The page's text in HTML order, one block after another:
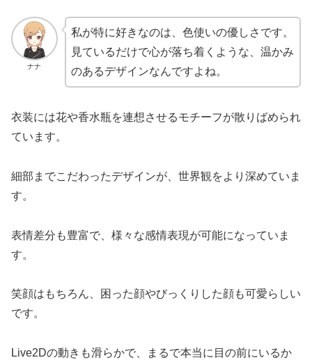
ナナ
私が特に好きなのは、色使いの優しさです。
見ているだけで心が落ち着くような、温かみ
のあるデザインなんですよね。
衣装には花や香水瓶を連想させるモチーフが散りばめられ
ています。
細部までこだわったデザインが、世界観をより深めていま
す。
表情差分も豊富で、様々な感情表現が可能になっていま
す。
笑顔はもちろん、困った顔やびっくりした顔も可愛らしい
です。
Live2Dの動きも滑らかで、まるで本当に目の前にいるか